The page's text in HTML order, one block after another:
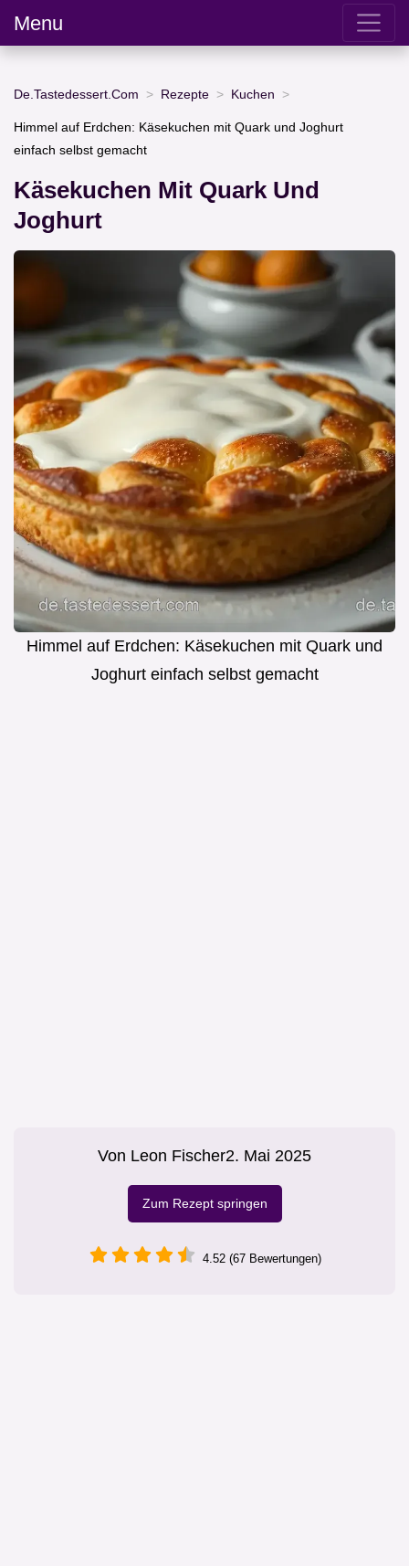
Menu
De.Tastedessert.Com Rezepte Kuchen
Himmel auf Erdchen: Käsekuchen mit Quark und Joghurt
einfach selbst gemacht
Käsekuchen Mit Quark Und
Joghurt
Himmel auf Erdchen: Käsekuchen mit Quark und
Joghurt einfach selbst gemacht
Von Leon Fischer2. Mai 2025
Zum Rezept springen
4.52 (67 Bewertungen)